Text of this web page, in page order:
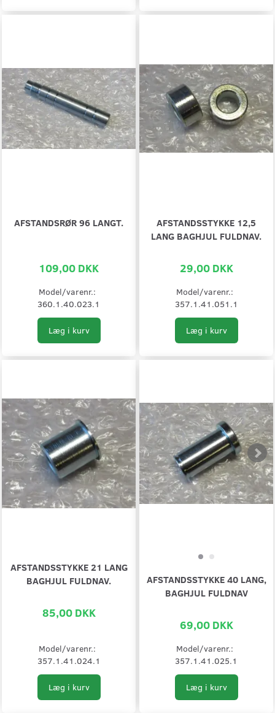
AFSTANDSRØR 96 LANGT.
109,00 DKK
Model/varenr.:
360.1.40.023.1
Læg i kurv
AFSTANDSSTYKKE 12,5
LANG BAGHJUL FULDNAV.
29,00 DKK
Model/varenr.:
357.1.41.051.1
Læg i kurv
AFSTANDSSTYKKE 21 LANG
BAGHJUL FULDNAV.
85,00 DKK
Model/varenr.:
357.1.41.024.1
Læg i kurv
AFSTANDSSTYKKE 40 LANG,
BAGHJUL FULDNAV
69,00 DKK
Model/varenr.:
357.1.41.025.1
Læg i kurv